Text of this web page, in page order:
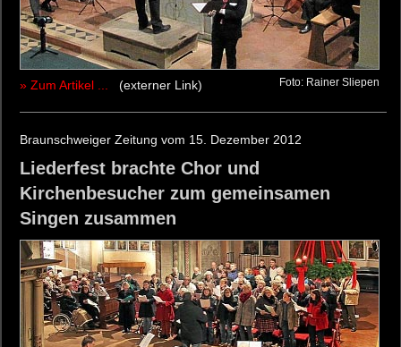
» Zum Artikel ... (externer Link) Foto: Rainer Sliepen
Braunschweiger Zeitung vom 15. Dezember 2012
Liederfest brachte Chor und
Kirchenbesucher zum gemeinsamen
Singen zusammen